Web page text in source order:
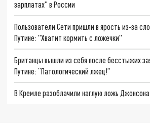
зарплатах" в России
Пользователи Сети пришли в ярость из-за
Путине: "Хватит кормить с ложечки"
Британцы вышли из себя после бесстыжих
Путине: “Патологический лжец!”
В Кремле разоблачили наглую ложь Джонсона